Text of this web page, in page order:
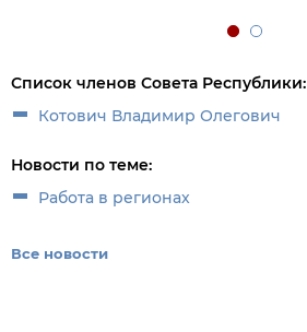
Список членов Совета Республики:
Котович Владимир Олегович
Новости по теме:
Работа в регионах
Все новости